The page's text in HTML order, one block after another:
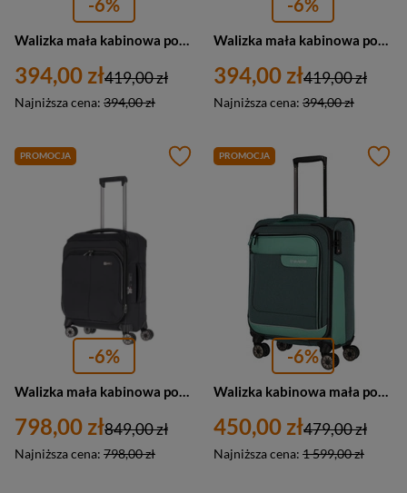
-6%
Walizka mała kabinowa podróżna czerwona 4 kółka - Travelite Chios 80047-10
394,00 zł
Najniższa cena: 394,00 zł
419,00 zł
-6%
Walizka mała kabinowa podróżna czarna 4 kółka - Travelite Chios 80047-01
394,00 zł
Najniższa cena: 394,00 zł
419,00 zł
PROMOCJA
-6%
798,00 zł
Najniższa cena: 798,00 zł
849,00 zł
PROMOCJA
-6%
450,00 zł
Najniższa cena: 1 599,00 zł
479,00 zł